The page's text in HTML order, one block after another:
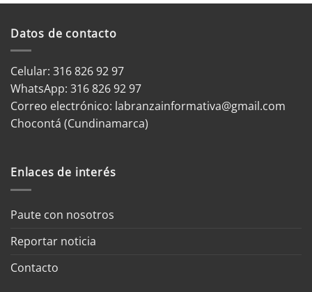
Datos de contacto
Celular: 316 826 92 97
WhatsApp: 316 826 92 97
Correo electrónico: labranzainformativa@gmail.com
Chocontá (Cundinamarca)
Enlaces de interés
Paute con nosotros
Reportar noticia
Contacto